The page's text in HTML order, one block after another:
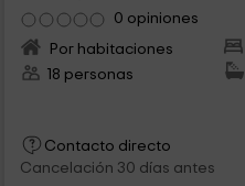
0 opiniones
Por habitaciones
18 personas
Contacto directo
Cancelación 30 días antes